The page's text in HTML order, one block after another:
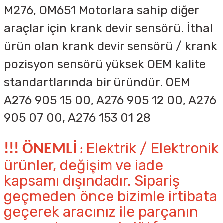
M276, OM651 Motorlara sahip diğer
araçlar için krank devir sensörü. İthal
ürün olan krank devir sensörü / krank
pozisyon sensörü yüksek OEM kalite
standartlarında bir üründür. OEM
A276 905 15 00, A276 905 12 00, A276
905 07 00, A276 153 01 28
!!! ÖNEMLİ : Elektrik / Elektronik
ürünler, değişim ve iade
kapsamı dışındadır. Sipariş
geçmeden önce bizimle irtibata
geçerek aracınız ile parçanın